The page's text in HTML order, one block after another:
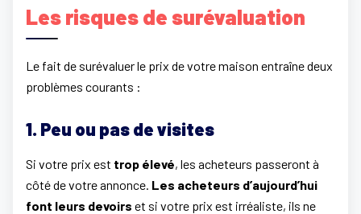
Les risques de surévaluation
Le fait de surévaluer le prix de votre maison entraîne deux
problèmes courants :
1. Peu ou pas de visites
Si votre prix est trop élevé, les acheteurs passeront à
côté de votre annonce. Les acheteurs d’aujourd’hui
font leurs devoirs et si votre prix est irréaliste, ils ne